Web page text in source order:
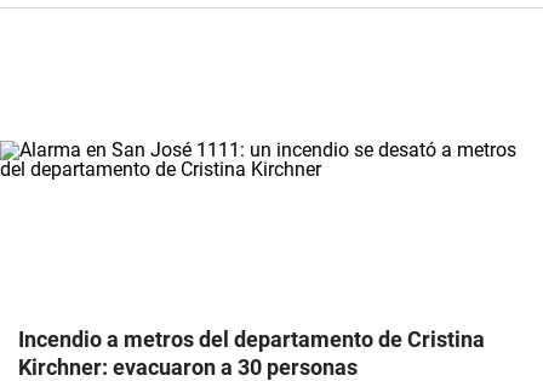
Incendio a metros del departamento de Cristina
Kirchner: evacuaron a 30 personas